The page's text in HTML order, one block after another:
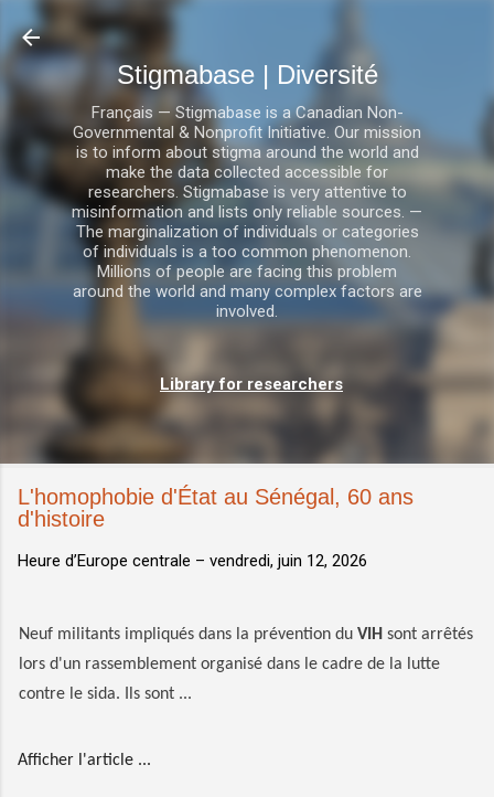
Stigmabase | Diversité
Français — Stigmabase is a Canadian Non-
Governmental & Nonprofit Initiative. Our mission
is to inform about stigma around the world and
make the data collected accessible for
researchers. Stigmabase is very attentive to
misinformation and lists only reliable sources. —
The marginalization of individuals or categories
of individuals is a too common phenomenon.
Millions of people are facing this problem
around the world and many complex factors are
involved.
Library for researchers
L'homophobie d'État au Sénégal, 60 ans
d'histoire
Heure d’Europe centrale – vendredi, juin 12, 2026
Neuf militants impliqués dans la prévention du VIH sont arrêtés
lors d'un rassemblement organisé dans le cadre de la lutte
contre le sida. Ils sont ...
Afficher l'article ...